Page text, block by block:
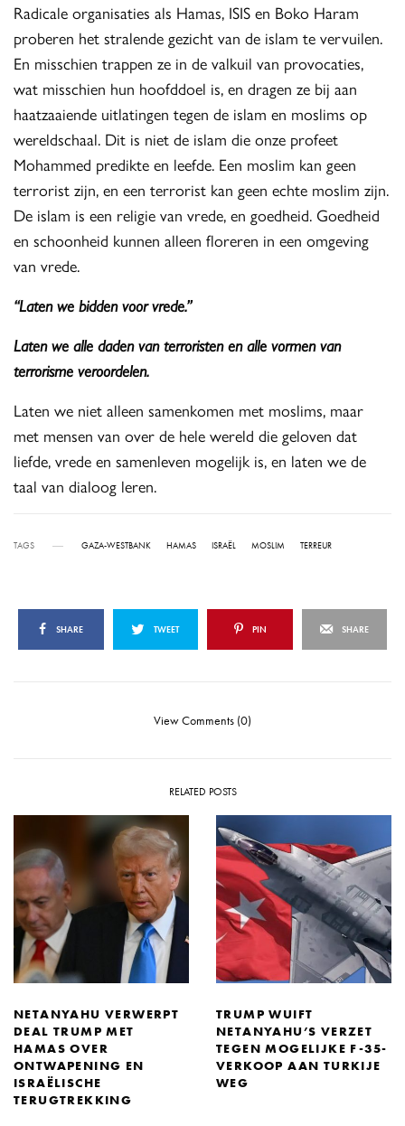
Radicale organisaties als Hamas, ISIS en Boko Haram
proberen het stralende gezicht van de islam te vervuilen.
En misschien trappen ze in de valkuil van provocaties,
wat misschien hun hoofddoel is, en dragen ze bij aan
haatzaaiende uitlatingen tegen de islam en moslims op
wereldschaal. Dit is niet de islam die onze profeet
Mohammed predikte en leefde. Een moslim kan geen
terrorist zijn, en een terrorist kan geen echte moslim zijn.
De islam is een religie van vrede, en goedheid. Goedheid
en schoonheid kunnen alleen floreren in een omgeving
van vrede.
“Laten we bidden voor vrede.”
Laten we alle daden van terroristen en alle vormen van
terrorisme veroordelen.
Laten we niet alleen samenkomen met moslims, maar
met mensen van over de hele wereld die geloven dat
liefde, vrede en samenleven mogelijk is, en laten we de
taal van dialoog leren.
TAGS GAZA-WESTBANK HAMAS ISRAËL MOSLIM TERREUR
SHARE TWEET PIN SHARE
View Comments (0)
RELATED POSTS
NETANYAHU VERWERPT
DEAL TRUMP MET
HAMAS OVER
ONTWAPENING EN
ISRAËLISCHE
TERUGTREKKING
TRUMP WUIFT
NETANYAHU’S VERZET
TEGEN MOGELIJKE F-35-
VERKOOP AAN TURKIJE
WEG